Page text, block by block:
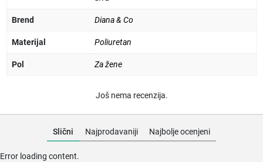
Brend Diana & Co
Materijal Poliuretan
Pol Za žene
Još nema recenzija.
Slični Najprodavaniji Najbolje ocenjeni
Error loading content.